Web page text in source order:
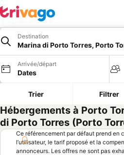
Destination
Marina di Porto Torres, Porto
Arrivée/départ
Dates
Trier Filtrer
Hébergements à Porto
di Porto Torres (Porto
Ce référencement par défaut prend en
l’utilisateur, le tarif proposé et la
annonceurs. Les offres ne sont pas